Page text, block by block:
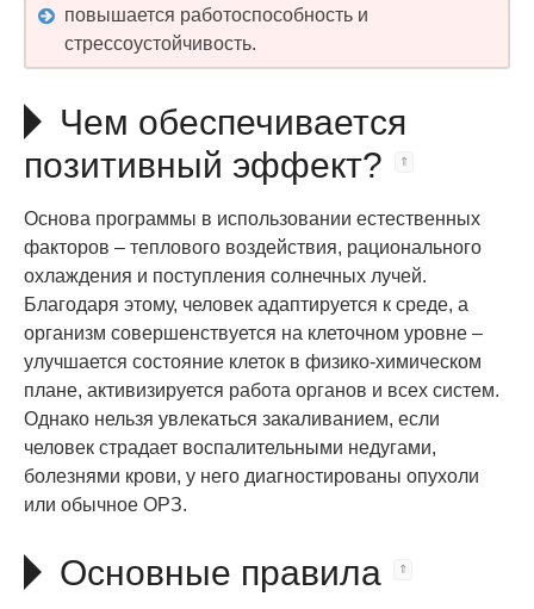
повышается работоспособность и
стрессоустойчивость.
Чем обеспечивается
позитивный эффект?
Основа программы в использовании естественных
факторов – теплового воздействия, рационального
охлаждения и поступления солнечных лучей.
Благодаря этому, человек адаптируется к среде, а
организм совершенствуется на клеточном уровне –
улучшается состояние клеток в физико-химическом
плане, активизируется работа органов и всех систем.
Однако нельзя увлекаться закаливанием, если
человек страдает воспалительными недугами,
болезнями крови, у него диагностированы опухоли
или обычное ОРЗ.
Основные правила